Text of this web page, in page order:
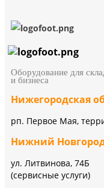
Оборудование для
и бизнеса
Нижегородская
рп. Первое Мая,
Нижний
ул. Литвинова, 74Б
(сервисные услуги)